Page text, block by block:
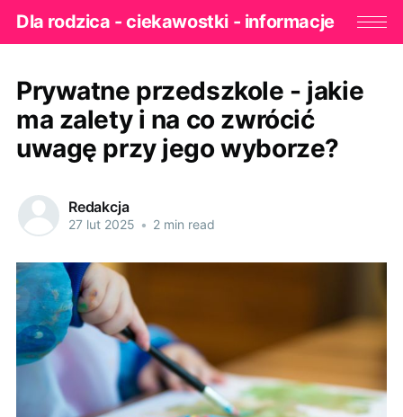
Dla rodzica - ciekawostki - informacje
Prywatne przedszkole - jakie
ma zalety i na co zwrócić
uwagę przy jego wyborze?
Redakcja
27 lut 2025 • 2 min read